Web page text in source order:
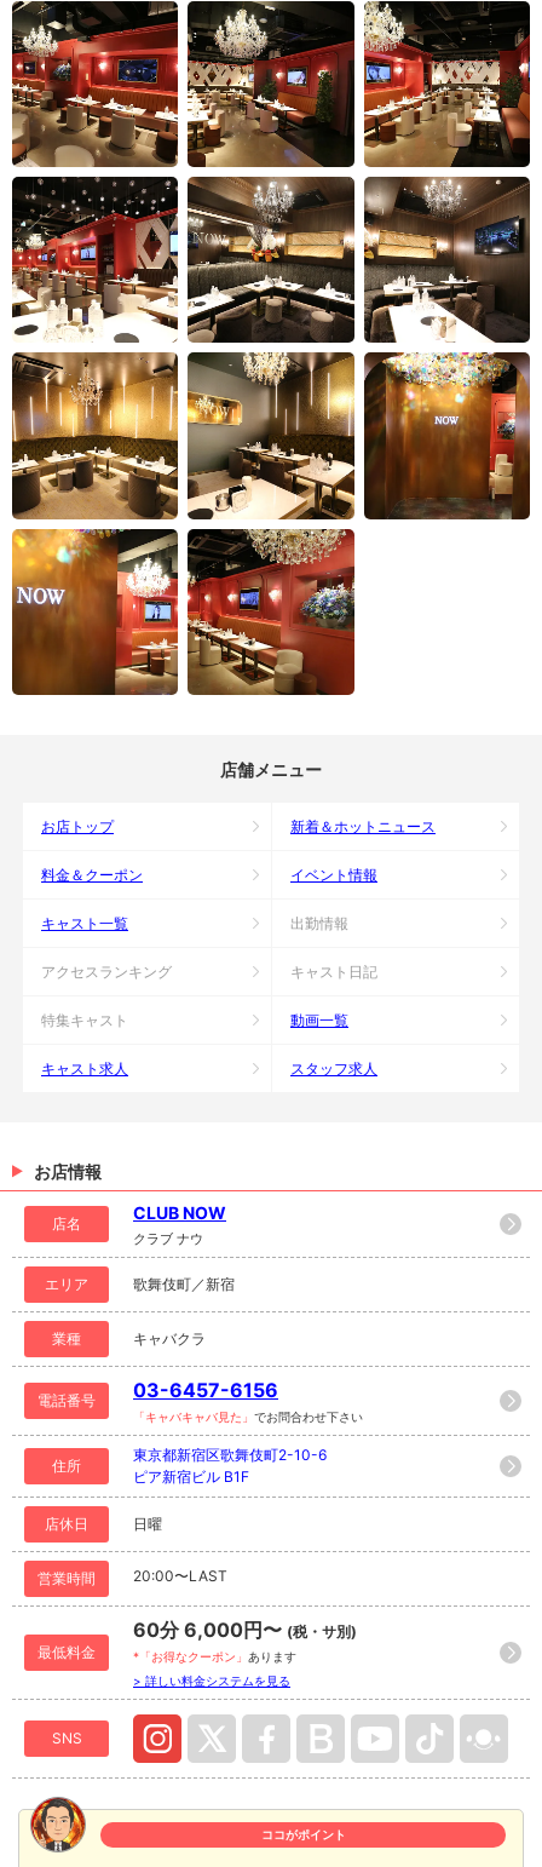
店舗メニュー
お店トップ 新着＆ホットニュース
料金＆クーポン イベント情報
キャスト一覧 出勤情報
アクセスランキング キャスト日記
特集キャスト 動画一覧
キャスト求人 スタッフ求人
お店情報
店名
CLUB NOW
クラブ ナウ
エリア 歌舞伎町／新宿
業種 キャバクラ
電話番号 03-6457-6156
「キャバキャバ見た」 でお問合わせ下さい
住所
東京都新宿区歌舞伎町2-10-6
ピア新宿ビル B1F
店休日 日曜
営業時間 20:00〜LAST
最低料金
60分 6,000円〜 (税・サ別)
*「お得なクーポン」 あります
> 詳しい料金システムを見る
SNS
ココがポイント